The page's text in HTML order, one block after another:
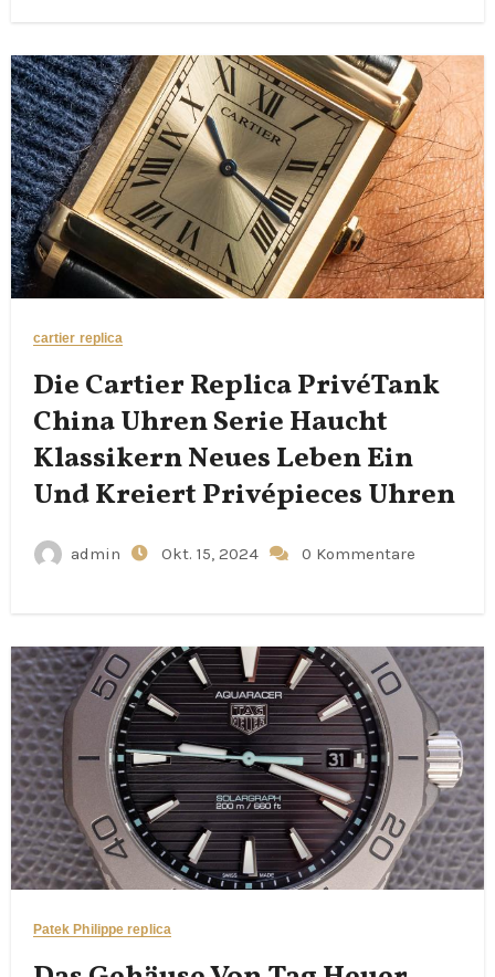
cartier replica
Die Cartier Replica PrivéTank
China Uhren Serie Haucht
Klassikern Neues Leben Ein
Und Kreiert Privépieces Uhren
admin Okt. 15, 2024 0 Kommentare
Patek Philippe replica